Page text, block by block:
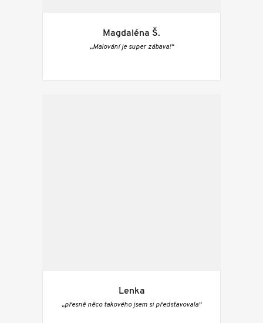
Magdaléna Š.
„Malování je super zábava!“
Lenka
„přesně něco takového jsem si představovala“